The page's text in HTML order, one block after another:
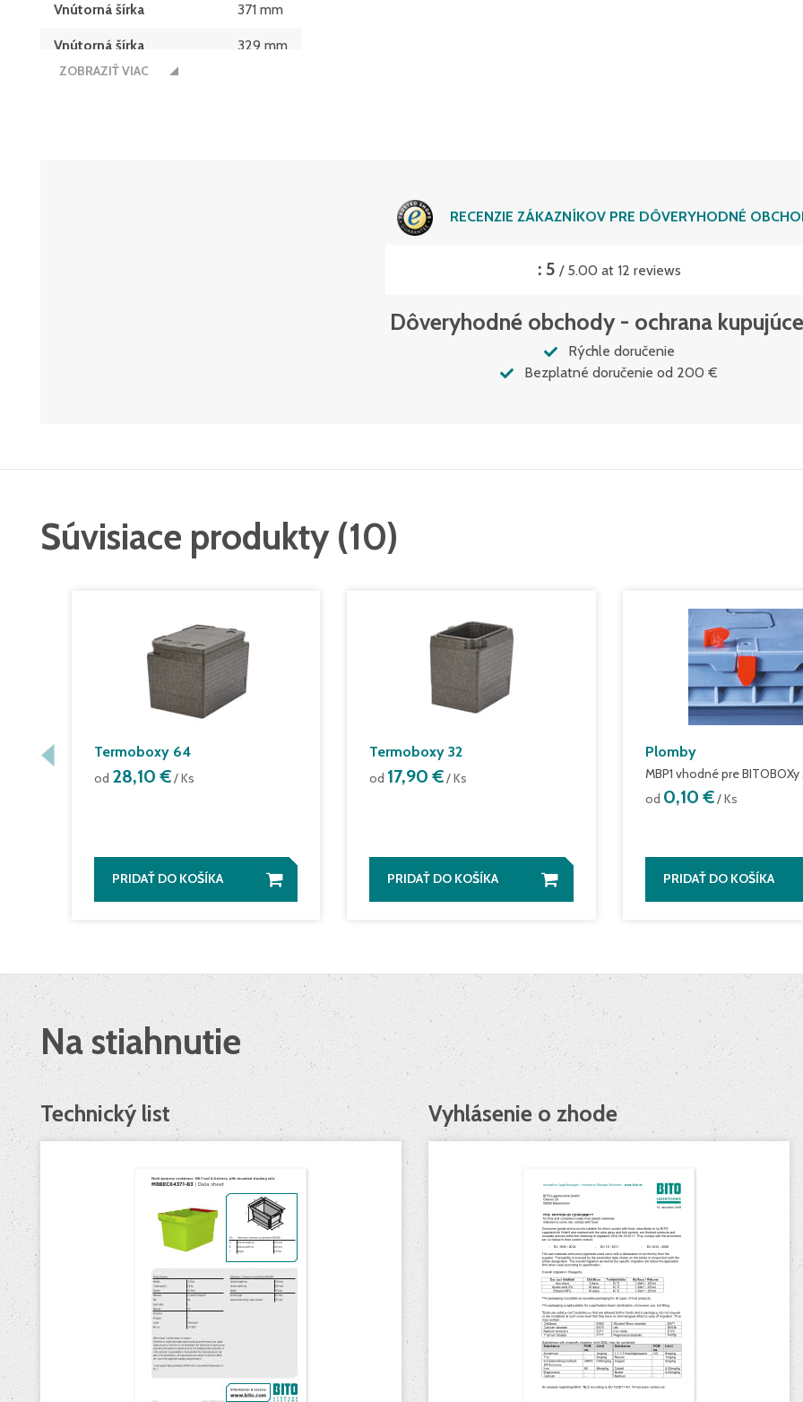
Vnútorná šírka 371 mm
Vnútorná šírka 329 mm
Vnútorná výška
ZOBRAZIŤ VIAC
RECENZIE ZÁKAZNÍKOV PRE DÔVERYHODNÉ
: 5 / 5.00 at 12 reviews
Dôveryhodné obchody - ochrana
Rýchle doručenie
Bezplatné doručenie od 200 €
Súvisiace produkty (10)
Termoboxy 64
od 28,10 €/ Ks
PRIDAŤ DO KOŠÍKA
Termoboxy 32
od 17,90 €/ Ks
PRIDAŤ DO KOŠÍKA
Plomby
MBP1 vhodné pre BITOBOXy
od 0,10 €/ Ks
PRIDAŤ DO KOŠÍKA
Na stiahnutie
Technický list Vyhlásenie o zhode